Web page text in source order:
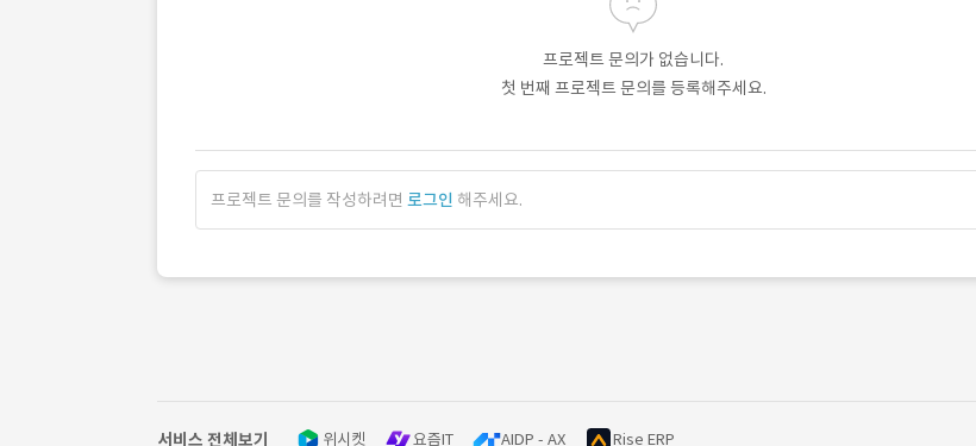
프로젝트 문의가 없습니다.
첫 번째 프로젝트 문의를 등록해주세요.
프로젝트 문의를 작성하려면 로그인 해주세요.
서비스 전체보기 위시켓 요즘IT AIDP - AX Rise ERP